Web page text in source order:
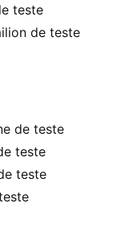
teste
de teste
de teste
teste
teste